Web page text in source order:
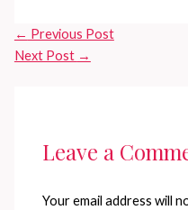
← Previous Post
Next Post →
Leave a
Your email address will